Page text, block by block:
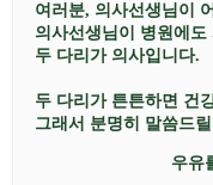
여러분, 의사선생님이
의사선생님이 병원에
두 다리가 의사입니다.
두 다리가 튼튼하면 건
그래서 분명히 말씀드
우유